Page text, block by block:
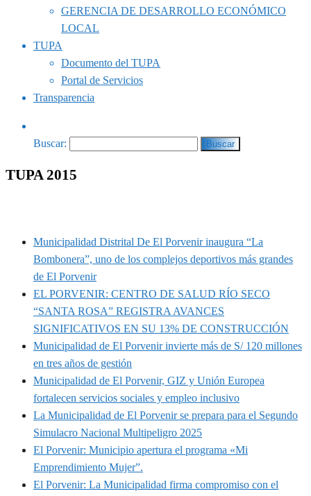
GERENCIA DE DESARROLLO ECONÓMICO
LOCAL
TUPA
Documento del TUPA
Portal de Servicios
Transparencia
Buscar:
TUPA 2015
Municipalidad Distrital De El Porvenir inaugura “La
Bombonera”, uno de los complejos deportivos más grandes
de El Porvenir
EL PORVENIR: CENTRO DE SALUD RÍO SECO
“SANTA ROSA” REGISTRA AVANCES
SIGNIFICATIVOS EN SU 13% DE CONSTRUCCIÓN
Municipalidad de El Porvenir invierte más de S/ 120 millones
en tres años de gestión
Municipalidad de El Porvenir, GIZ y Unión Europea
fortalecen servicios sociales y empleo inclusivo
La Municipalidad de El Porvenir se prepara para el Segundo
Simulacro Nacional Multipeligro 2025
El Porvenir: Municipio apertura el programa «Mi
Emprendimiento Mujer”.
El Porvenir: La Municipalidad firma compromiso con el